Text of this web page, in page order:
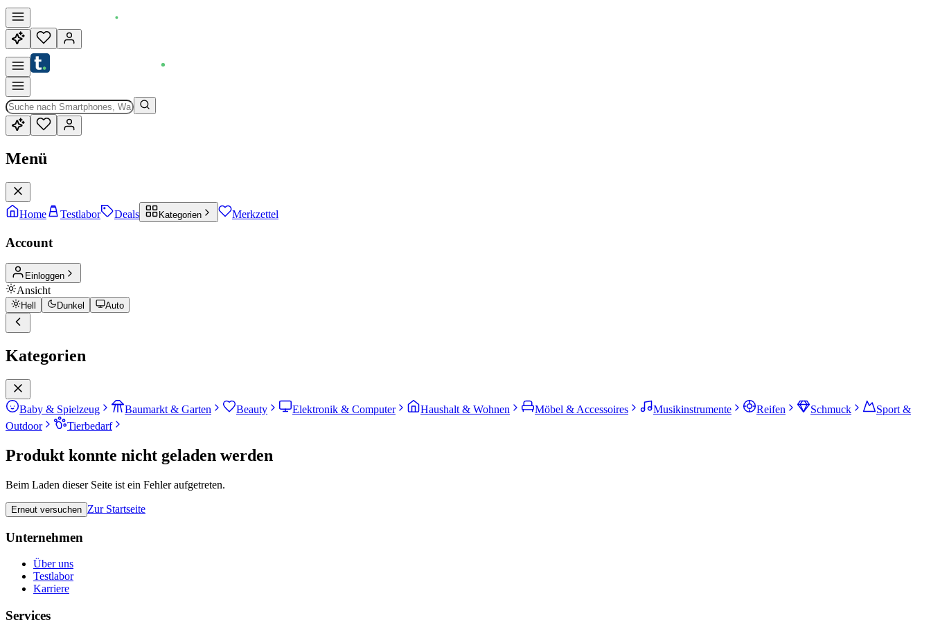
Menü
Home Testlabor Deals Kategorien Merkzettel
Account
Einloggen
Ansicht
Hell Dunkel Auto
Kategorien
Baby & Spielzeug Baumarkt & Garten Beauty Elektronik & Computer Haushalt & Wohnen Möbel & Accessoires Musikinstrumente Reifen Schmuck
Sport &
Outdoor
Tierbedarf
Produkt konnte nicht geladen werden
Beim Laden dieser Seite ist ein Fehler aufgetreten.
Erneut versuchen Zur Startseite
Unternehmen
Über uns
Testlabor
Karriere
Services